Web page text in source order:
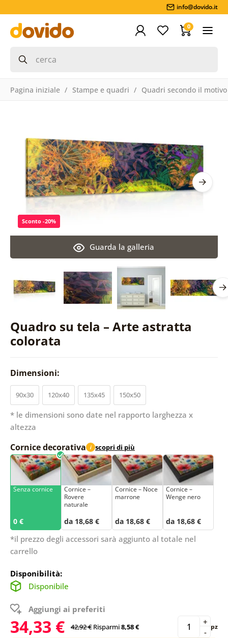
info@dovido.it
0
Pagina iniziale Stampe e quadri Quadri secondo il motivo
Quadro su tela – Arte astratta
colorata
Guarda la galleria
Sconto -20%
Dimensioni:
90x30 120x40 135x45 150x50
* le dimensioni sono date nel rapporto larghezza x
altezza
Cornice decorativa i scopri di più
Senza cornice
0 €
Cornice –
Rovere
naturale
da 18,68 €
Cornice – Noce
marrone
da 18,68 €
Cornice –
Wenge nero
da 18,68 €
*il prezzo degli accessori sarà aggiunto al totale nel
carrello
Disponibilità:
Disponibile
Aggiungi ai preferiti
34,33 € 42,92 € Risparmi8,58 € -
+ pz